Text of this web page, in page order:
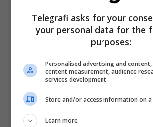
Telegrafi asks for your
your personal data for the
purposes:
Personalised advertising and
content measurement, audience
services development
Store and/or access information on a
Learn more